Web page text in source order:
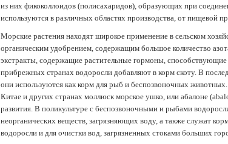
из них фикоколлоидов (полисахаридов), образующих при
используются в различных областях производства, от пищевой
Морские растения находят широкое применение в сельском
органическим удобрением, содержащим большое количество
экстракты, содержащие растительные гормоны,
прибрежных странах водоросли добавляют в корм скоту. В
они используются как корм для рыб и беспозвоночных
Китае и других странах моллюск морское ушко, или абалоне
развития. В поликультуре с беспозвоночными и рыбами
неорганических веществ, загрязняющих воду, а также служат
водоросли и для очистки вод, загрязненных стоками больших